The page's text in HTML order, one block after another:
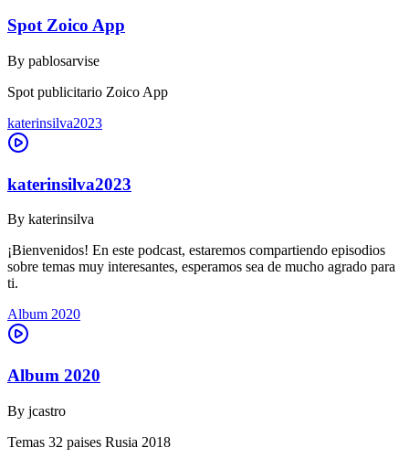
Spot Zoico App
By pablosarvise
Spot publicitario Zoico App
katerinsilva2023
katerinsilva2023
By katerinsilva
¡Bienvenidos! En este podcast, estaremos compartiendo episodios
sobre temas muy interesantes, esperamos sea de mucho agrado para
ti.
Album 2020
Album 2020
By jcastro
Temas 32 paises Rusia 2018